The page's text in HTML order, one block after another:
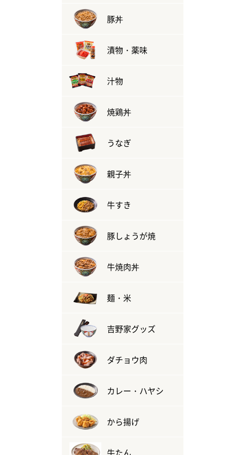
豚丼
漬物・薬味
汁物
焼鶏丼
うなぎ
親子丼
牛すき
豚しょうが焼
牛焼肉丼
麺・米
吉野家グッズ
ダチョウ肉
カレー・ハヤシ
から揚げ
牛たん